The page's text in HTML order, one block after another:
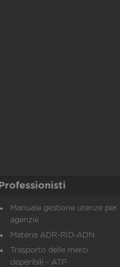
Professionisti
Manuale gestione utenze per
agenzie
Materia ADR-RID-ADN
Trasporto delle merci
deperibili - ATP